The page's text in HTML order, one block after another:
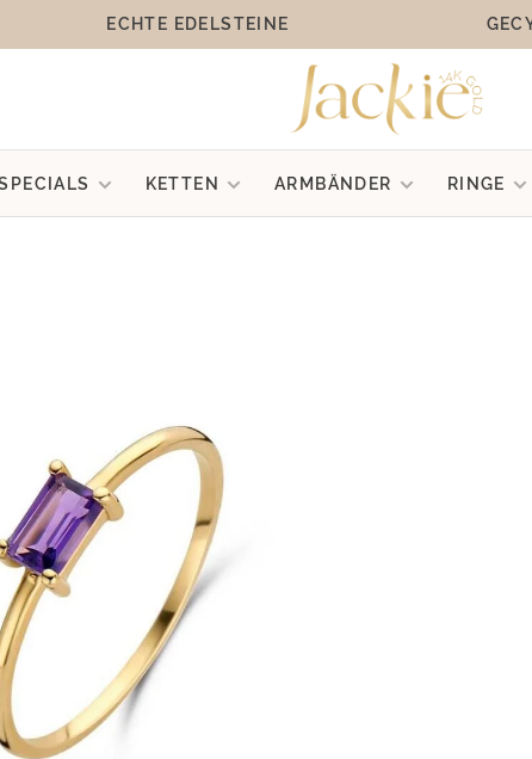
ECHTE EDELSTEINE
KETTEN ARMBÄNDER RINGE